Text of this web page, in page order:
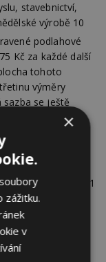
stavebnictví,
výrobě 10
podlahové
Kč za každé další
tohoto
výměry
sazba se ještě
v jejímž
stanoví
převažující částí
10 Kč za 1
plochy
každé další
tohoto
výměry
×
zážitku.
v